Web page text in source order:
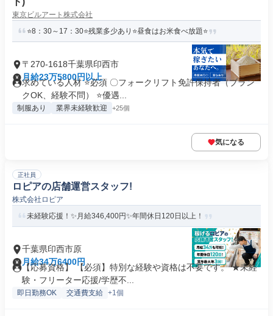
東京ビルアート株式会社
⭐8：30～17：30⭐残業多少あり⭐昼食はお米食べ放題⭐
〒270-1618千葉県印西市
月給23万5800円以上
求めている人材 ⭐必須 〇フォークリフト免許保持者（ブラン
クOK、経験不問） ⭐優遇...
制服あり 業界未経験歓迎 +25個
気になる
正社員
ロピアの店舗運営スタッフ!
株式会社ロピア
未経験応援！✨月給346,400円✨年間休日120日以上！
千葉県印西市原
月給34万6400円
【応募資格】 【必須】特別な経験や資格は不要です。 ★未経
験・フリーター応援/学歴不...
即日勤務OK 交通費支給 +1個